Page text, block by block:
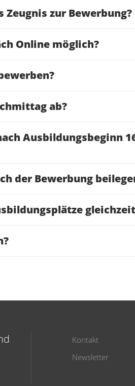
zur Bewerbung?
Online möglich?
ab?
Ausbildungsbeginn
der Bewerbung
Kontakt
Newsletter